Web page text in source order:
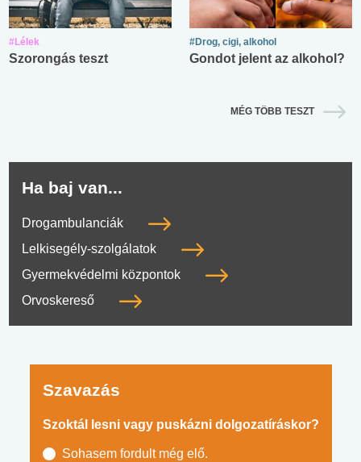
#Lélek
Szorongás teszt
#Drog, cigi, alkohol
Gondot jelent az alkohol?
MÉG TÖBB TESZT
Ha baj van...
Drogambulanciák
Lelkisegély-szolgálatok
Gyermekvédelmi központok
Orvoskereső
Szavazás
Szoktál lesni vagy puskázni dolgozatíráskor?
Sohasem fordult még elő.